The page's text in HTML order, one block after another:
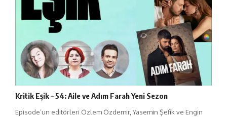
Kritik Eşik – 54: Aile ve Adım Farah Yeni Sezon
Episode’un editörleri Özlem Özdemir, Yasemin Şefik ve Engin